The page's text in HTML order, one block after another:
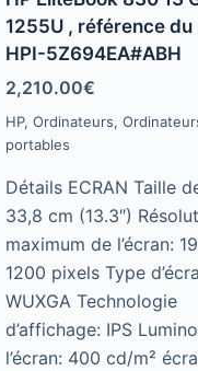
t
e
d
0
u
t
o
f
5
1255U , référence
HPI-5Z694EA#ABH
2,210.00€
HP, Ordinateurs,
portables
Détails ECRAN Taille
33,8 cm (13.3″)
maximum de l’écran:
1200 pixels Type
WUXGA Technologie
d’affichage: IPS
l’écran: 400 cd/m²